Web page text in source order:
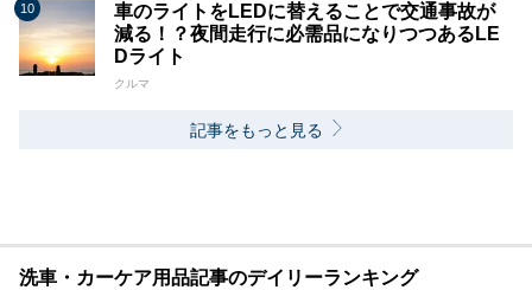
車のライトをLEDに替えることで交通事故が
減る！？夜間走行に必需品になりつつあるLE
Dライト
クルマ
記事をもっと見る
洗車・カーケア用品記事のデイリーランキング